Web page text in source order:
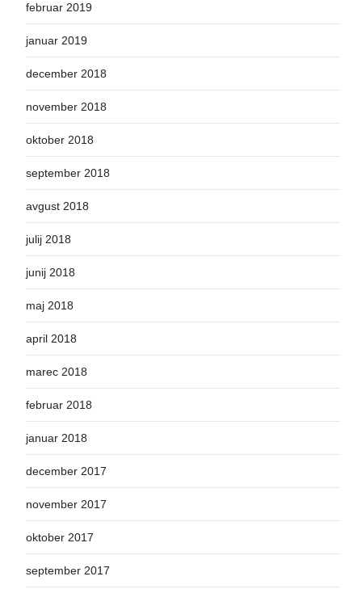
februar 2019
januar 2019
december 2018
november 2018
oktober 2018
september 2018
avgust 2018
julij 2018
junij 2018
maj 2018
april 2018
marec 2018
februar 2018
januar 2018
december 2017
november 2017
oktober 2017
september 2017